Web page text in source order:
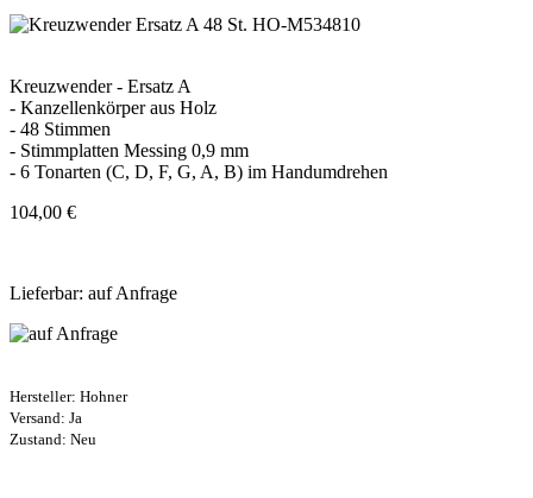
Kreuzwender - Ersatz A
- Kanzellenkörper aus Holz
- 48 Stimmen
- Stimmplatten Messing 0,9 mm
- 6 Tonarten (C, D, F, G, A, B) im Handumdrehen
104,00 €
Lieferbar: auf Anfrage
Hersteller: Hohner
Versand: Ja
Zustand: Neu